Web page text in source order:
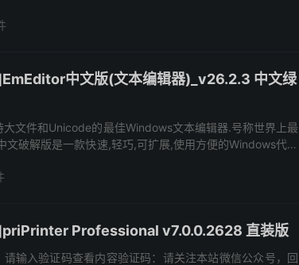
中文版(文本编辑器)_v26.2.3 中文绿
大文件和Unicode的最佳Windows文本编辑器.号称世界上最
文破解版是一款快速,轻巧,可扩展,使用方便的Windows代码
Professional v7.0.0.2628 直装版
输入验证码查看内容验证码：请关注本站微信公众号，回